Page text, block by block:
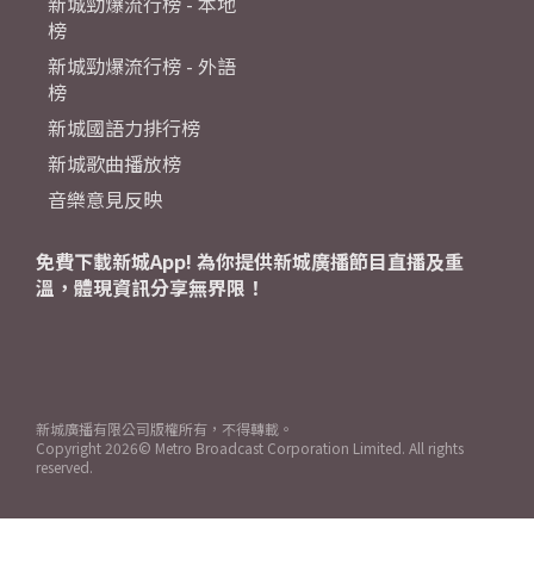
榜
新城勁爆流行榜 - 外語
榜
新城國語力排行榜
新城歌曲播放榜
音樂意見反映
免費下載新城App! 為你提供新城廣播節目直播及重
溫，體現資訊分享無界限！
新城廣播有限公司版權所有，不得轉載。
Copyright 2026© Metro Broadcast Corporation Limited. All rights
reserved.